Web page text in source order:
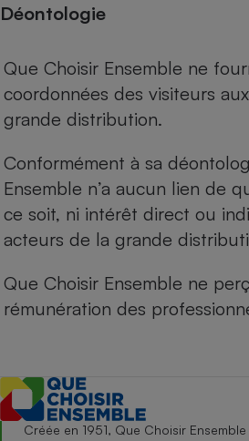
Déontologie
Que Choisir Ensemble ne
coordonnées des visiteurs
grande distribution.
Conformément à sa
Ensemble n’a aucun lien de
ce soit, ni intérêt direct ou
acteurs de la grande
Que Choisir Ensemble ne
rémunération des
Créée en 1951, Que Choisir